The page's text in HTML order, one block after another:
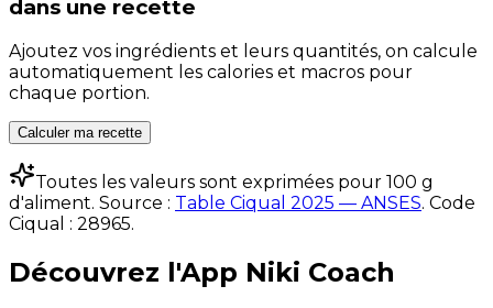
dans une recette
Ajoutez vos ingrédients et leurs quantités, on calcule
automatiquement les calories et macros pour
chaque portion.
Calculer ma recette
Toutes les valeurs sont exprimées pour 100 g
d'aliment. Source : Table Ciqual 2025 — ANSES. Code
Ciqual : 28965.
Découvrez l'App Niki Coach